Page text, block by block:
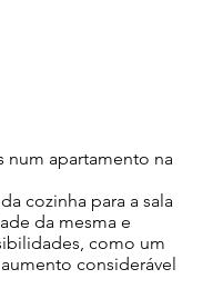
num apartamento na
cozinha para a sala
da mesma e
como um
considerável